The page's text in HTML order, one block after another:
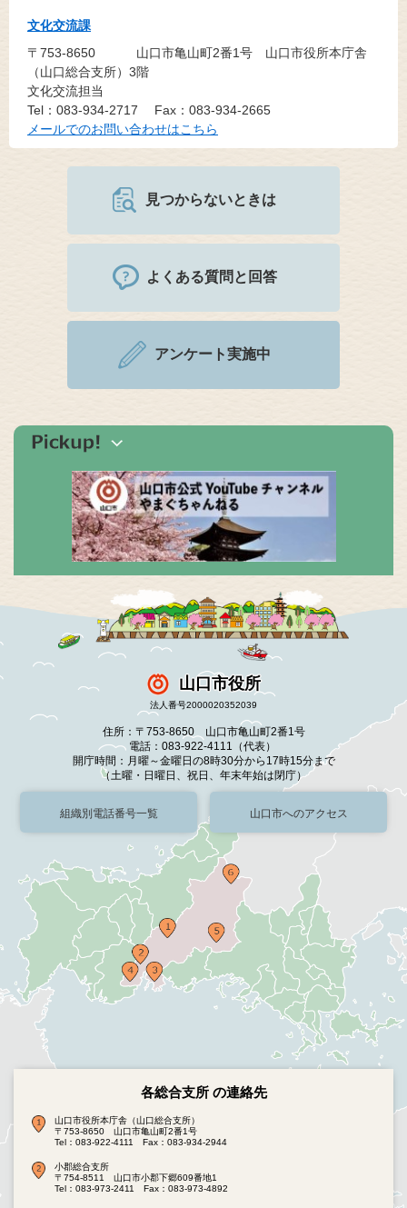
文化交流課
〒753-8650
山口市亀山町2番1号 山口市役所本庁舎
（山口総合支所）3階
文化交流担当
Tel：083-934-2717
Fax：083-934-2665
メールでのお問い合わせはこちら
見つからないときは
よくある質問と回答
アンケート実施中
山口市役所
法人番号2000020352039
住所：〒753-8650 山口市亀山町2番1号
電話：083-922-4111（代表）
開庁時間：月曜～金曜日の8時30分から17時15分まで
（土曜・日曜日、祝日、年末年始は閉庁）
組織別電話番号一覧 山口市へのアクセス
各総合支所 の連絡先
山口市役所本庁舎（山口総合支所）
〒753-8650 山口市亀山町2番1号
Tel：083-922-4111
Fax：083-934-2944
小郡総合支所
〒754-8511 山口市小郡下郷609番地1
Tel：083-973-2411
Fax：083-973-4892